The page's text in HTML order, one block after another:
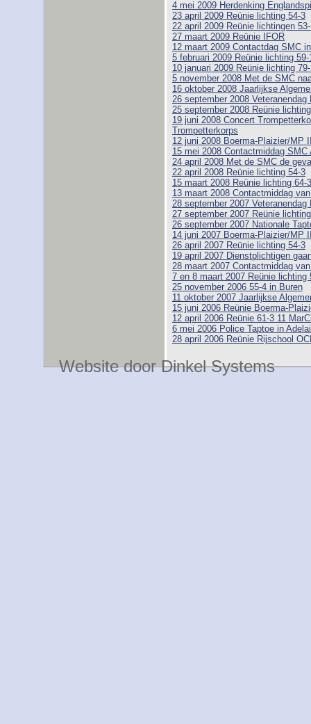
4 mei 2009 Herdenking
23 april 2009 Reünie lichting 54-3
22 april 2009 Reünie lichtingen
27 maart 2009 Reünie IFOR
12 maart 2009 Contactdag SMC
5 februari 2009 Reünie lichting
10 januari 2009 Reünie lichting
5 november 2008 Met de SMC
16 oktober 2008 Jaarlijkse
26 september 2008
25 september 2008 Reünie
19 juni 2008 Concert
Trompetterkorps
12 juni 2008 Boerma-Plaizier/MP
15 mei 2008 Contactmiddag
24 april 2008 Met de SMC de
22 april 2008 Reünie lichting 54-3
15 maart 2008 Reünie lichting 64-3
13 maart 2008 Contactmiddag
28 september 2007
27 september 2007 Reünie
26 september 2007 Nationale
14 juni 2007 Boerma-Plaizier/MP
26 april 2007 Reünie lichting 54-3
19 april 2007 Dienstplichtigen
28 maart 2007 Contactmiddag
7 en 8 maart 2007 Reünie lichting
25 november 2006 55-4 in Buren
11 oktober 2007 Jaarlijkse
15 juni 2006 Reünie Boerma-
12 april 2006 Reünie 61-3 11
6 mei 2006 Police Taptoe in
28 april 2006 Reünie Rijschool
Website door Dinkel Systems